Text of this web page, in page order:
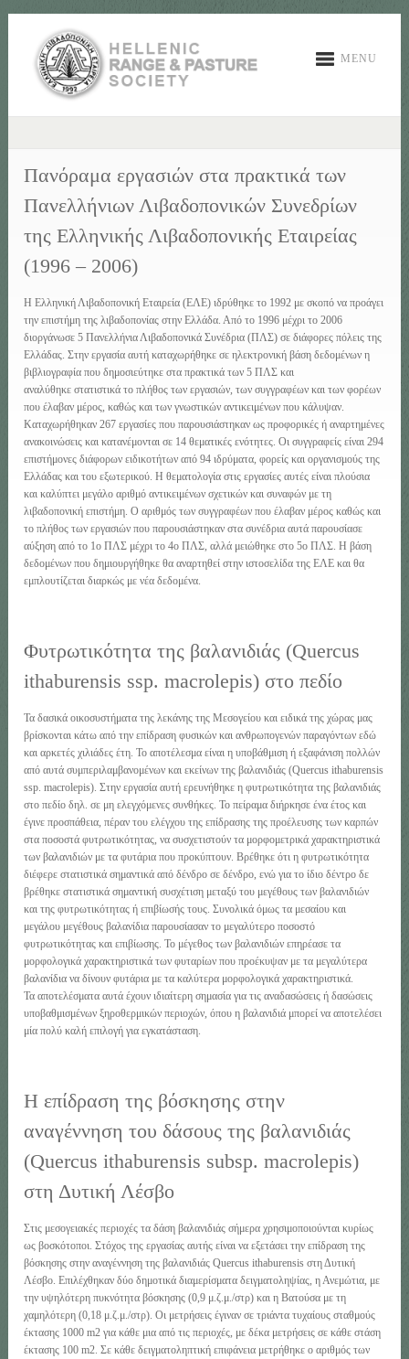
MENU
Πανόραμα εργασιών στα πρακτικά των
Πανελλήνιων Λιβαδοπονικών Συνεδρίων
της Ελληνικής Λιβαδοπονικής Εταιρείας
(1996 – 2006)
Η Ελληνική Λιβαδοπονική Εταιρεία (ΕΛΕ) ιδρύθηκε το 1992 με σκοπό να προάγει
την επιστήμη της λιβαδοπονίας στην Ελλάδα. Από το 1996 μέχρι το 2006
διοργάνωσε 5 Πανελλήνια Λιβαδοπονικά Συνέδρια (ΠΛΣ) σε διάφορες πόλεις της
Ελλάδας. Στην εργασία αυτή καταχωρήθηκε σε ηλεκτρονική βάση δεδομένων η
βιβλιογραφία που δημοσιεύτηκε στα πρακτικά των 5 ΠΛΣ και
αναλύθηκε στατιστικά το πλήθος των εργασιών, των συγγραφέων και των φορέων
που έλαβαν μέρος, καθώς και των γνωστικών αντικειμένων που κάλυψαν.
Καταχωρήθηκαν 267 εργασίες που παρουσιάστηκαν ως προφορικές ή αναρτημένες
ανακοινώσεις και κατανέμονται σε 14 θεματικές ενότητες. Οι συγγραφείς είναι 294
επιστήμονες διάφορων ειδικοτήτων από 94 ιδρύματα, φορείς και οργανισμούς της
Ελλάδας και του εξωτερικού. Η θεματολογία στις εργασίες αυτές είναι πλούσια
και καλύπτει μεγάλο αριθμό αντικειμένων σχετικών και συναφών με τη
λιβαδοπονική επιστήμη. Ο αριθμός των συγγραφέων που έλαβαν μέρος καθώς και
το πλήθος των εργασιών που παρουσιάστηκαν στα συνέδρια αυτά παρουσίασε
αύξηση από το 1ο ΠΛΣ μέχρι το 4ο ΠΛΣ, αλλά μειώθηκε στο 5ο ΠΛΣ. Η βάση
δεδομένων που δημιουργήθηκε θα αναρτηθεί στην ιστοσελίδα της ΕΛΕ και θα
εμπλουτίζεται διαρκώς με νέα δεδομένα.
Φυτρωτικότητα της βαλανιδιάς (Quercus
ithaburensis ssp. macrolepis) στο πεδίο
Τα δασικά οικοσυστήματα της λεκάνης της Μεσογείου και ειδικά της χώρας μας
βρίσκονται κάτω από την επίδραση φυσικών και ανθρωπογενών παραγόντων εδώ
και αρκετές χιλιάδες έτη. Το αποτέλεσμα είναι η υποβάθμιση ή εξαφάνιση πολλών
από αυτά συμπεριλαμβανομένων και εκείνων της βαλανιδιάς (Quercus ithaburensis
ssp. macrolepis). Στην εργασία αυτή ερευνήθηκε η φυτρωτικότητα της βαλανιδιάς
στο πεδίο δηλ. σε μη ελεγχόμενες συνθήκες. Το πείραμα διήρκησε ένα έτος και
έγινε προσπάθεια, πέραν του ελέγχου της επίδρασης της προέλευσης των καρπών
στα ποσοστά φυτρωτικότητας, να συσχετιστούν τα μορφομετρικά χαρακτηριστικά
των βαλανιδιών με τα φυτάρια που προκύπτουν. Βρέθηκε ότι η φυτρωτικότητα
διέφερε στατιστικά σημαντικά από δένδρο σε δένδρο, ενώ για το ίδιο δέντρο δε
βρέθηκε στατιστικά σημαντική συσχέτιση μεταξύ του μεγέθους των βαλανιδιών
και της φυτρωτικότητας ή επιβίωσής τους. Συνολικά όμως τα μεσαίου και
μεγάλου μεγέθους βαλανίδια παρουσίασαν το μεγαλύτερο ποσοστό
φυτρωτικότητας και επιβίωσης. Το μέγεθος των βαλανιδιών επηρέασε τα
μορφολογικά χαρακτηριστικά των φυταρίων που προέκυψαν με τα μεγαλύτερα
βαλανίδια να δίνουν φυτάρια με τα καλύτερα μορφολογικά χαρακτηριστικά.
Τα αποτελέσματα αυτά έχουν ιδιαίτερη σημασία για τις αναδασώσεις ή δασώσεις
υποβαθμισμένων ξηροθερμικών περιοχών, όπου η βαλανιδιά μπορεί να αποτελέσει
μία πολύ καλή επιλογή για εγκατάσταση.
Η επίδραση της βόσκησης στην
αναγέννηση του δάσους της βαλανιδιάς
(Quercus ithaburensis subsp. macrolepis)
στη Δυτική Λέσβο
Στις μεσογειακές περιοχές τα δάση βαλανιδιάς σήμερα χρησιμοποιούνται κυρίως
ως βοσκότοποι. Στόχος της εργασίας αυτής είναι να εξετάσει την επίδραση της
βόσκησης στην αναγέννηση της βαλανιδιάς Quercus ithaburensis στη Δυτική
Λέσβο. Επιλέχθηκαν δύο δημοτικά διαμερίσματα δειγματοληψίας, η Ανεμώτια, με
την υψηλότερη πυκνότητα βόσκησης (0,9 μ.ζ.μ./στρ) και η Βατούσα με τη
χαμηλότερη (0,18 μ.ζ.μ./στρ). Οι μετρήσεις έγιναν σε τριάντα τυχαίους σταθμούς
έκτασης 1000 m2 για κάθε μια από τις περιοχές, με δέκα μετρήσεις σε κάθε στάση
έκτασης 100 m2. Σε κάθε δειγματοληπτική επιφάνεια μετρήθηκε ο αριθμός των